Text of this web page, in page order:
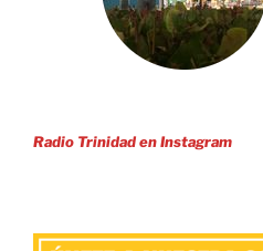
Radio Trinidad en Instagram